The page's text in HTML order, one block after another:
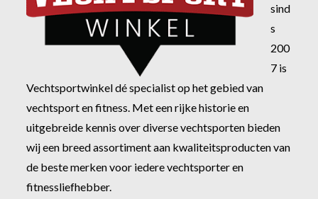
sind
s
200
7 is
Vechtsportwinkel dé specialist op het gebied van
vechtsport en fitness. Met een rijke historie en
uitgebreide kennis over diverse vechtsporten bieden
wij een breed assortiment aan kwaliteitsproducten van
de beste merken voor iedere vechtsporter en
fitnessliefhebber.